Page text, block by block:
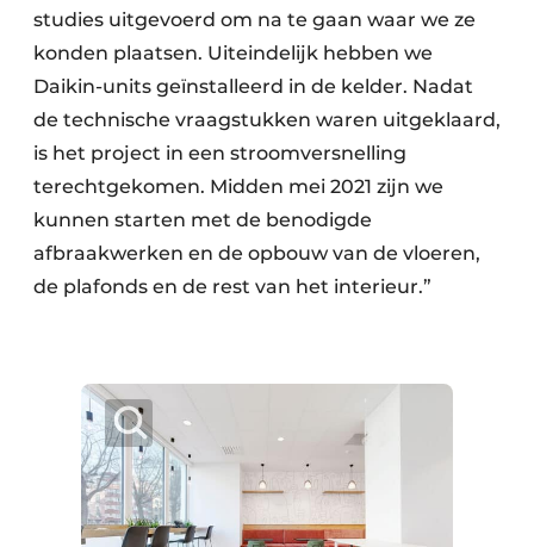
studies uitgevoerd om na te gaan waar we ze
konden plaatsen. Uiteindelijk hebben we
Daikin-units geïnstalleerd in de kelder. Nadat
de technische vraagstukken waren uitgeklaard,
is het project in een stroomversnelling
terechtgekomen. Midden mei 2021 zijn we
kunnen starten met de benodigde
afbraakwerken en de opbouw van de vloeren,
de plafonds en de rest van het interieur.”